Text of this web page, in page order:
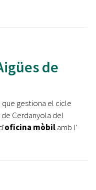
de
gestiona el cicle
Cerdanyola del
oficina mòbilamb l'